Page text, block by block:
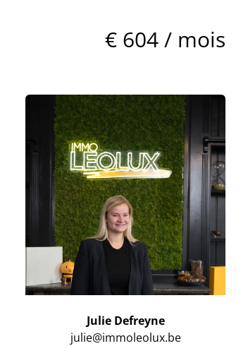
€ 604 / mois
Julie Defreyne
julie@immoleolux.be